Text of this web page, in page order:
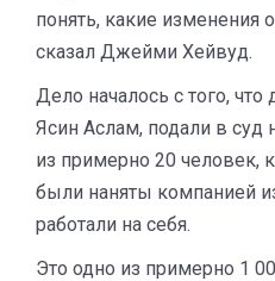
понять, какие изменения
сказал Джейми Хейвуд.
Дело началось с того,
Ясин Аслам, подали в суд
из примерно 20 человек,
были наняты компанией
работали на себя.
Это одно из примерно 1